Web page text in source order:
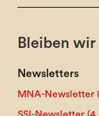
Bleiben
Newsletters
MNA-Newsletter